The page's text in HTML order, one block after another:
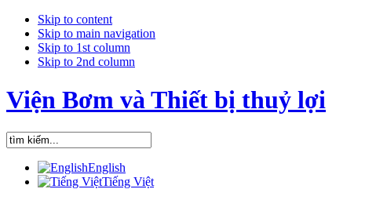
Skip to content
Skip to main navigation
Skip to 1st column
Skip to 2nd column
Viện Bơm và Thiết bị thuỷ lợi
English
Tiếng Việt